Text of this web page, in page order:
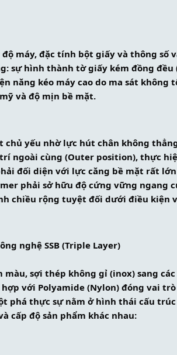
máy, đặc tính bột giấy và thông số
sự hình thành tờ giấy kém đồng đều
năng kéo máy cao do ma sát không
và độ mịn bề mặt.
yếu nhờ lực hút chân không
ngoài cùng (Outer position), thực
đối diện với lực căng bề mặt rất
phải sở hữu độ cứng vững ngang
chiều rộng tuyệt đối dưới điều kiện
nghệ SSB (Triple Layer)
sợi thép không gỉ (inox) sang
với Polyamide (Nylon) đóng vai
phá thực sự nằm ở hình thái cấu
cấp độ sản phẩm khác nhau: